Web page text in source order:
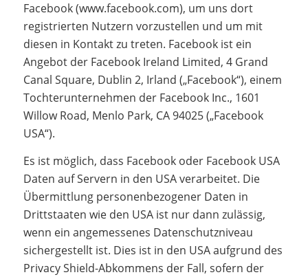
Facebook (www.facebook.com), um uns dort
registrierten Nutzern vorzustellen und um mit
diesen in Kontakt zu treten. Facebook ist ein
Angebot der Facebook Ireland Limited, 4 Grand
Canal Square, Dublin 2, Irland („Facebook“), einem
Tochterunternehmen der Facebook Inc., 1601
Willow Road, Menlo Park, CA 94025 („Facebook
USA“).
Es ist möglich, dass Facebook oder Facebook USA
Daten auf Servern in den USA verarbeitet. Die
Übermittlung personenbezogener Daten in
Drittstaaten wie den USA ist nur dann zulässig,
wenn ein angemessenes Datenschutzniveau
sichergestellt ist. Dies ist in den USA aufgrund des
Privacy Shield-Abkommens der Fall, sofern der